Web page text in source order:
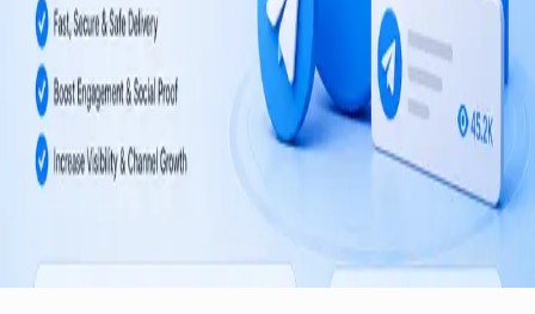
2026 TelegramMember
Все права защищены.
Надёжные услуги по продвижению Telegram-каналов и групп
по всему миру.